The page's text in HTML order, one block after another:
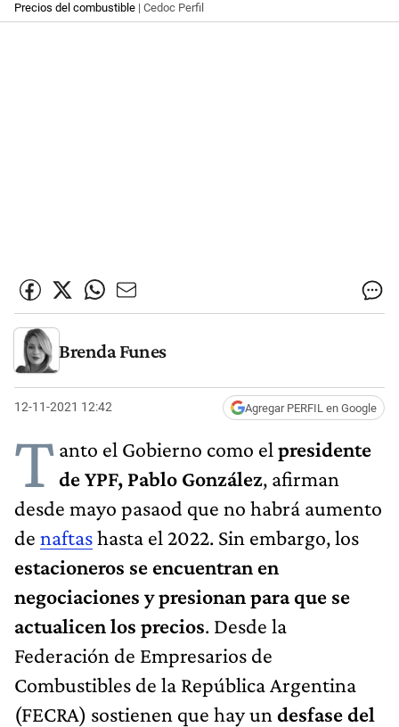
Precios del combustible | Cedoc Perfil
Brenda Funes
12-11-2021 12:42 Agregar PERFIL en Google
T anto el Gobierno como el presidente
de YPF, Pablo González, afirman
desde mayo pasaod que no habrá aumento
de naftashasta el 2022. Sin embargo, los
estacioneros se encuentran en
negociaciones y presionan para que se
actualicen los precios. Desde la
Federación de Empresarios de
Combustibles de la República Argentina
(FECRA) sostienen que hay un desfase del